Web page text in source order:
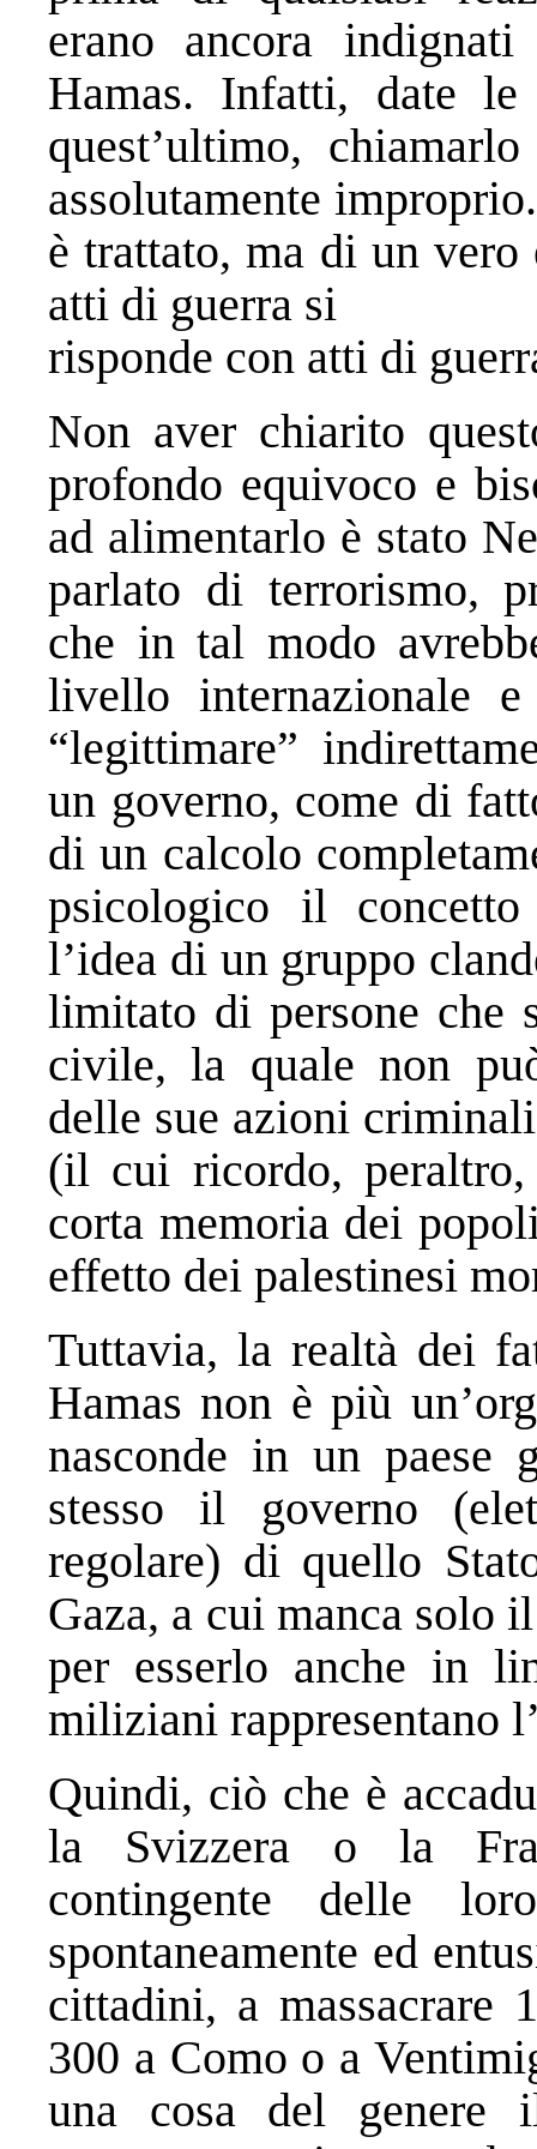
erano ancora
Hamas. Infatti, date
quest’ultimo,
assolutamente
è trattato, ma di un
atti di guerra si
risponde con atti di
Non aver chiarito
profondo equivoco e
ad alimentarlo è stato
parlato di terrorismo,
che in tal modo
livello internazionale
“legittimare”
un governo, come di
di un calcolo
psicologico il
l’idea di un gruppo
limitato di persone che
civile, la quale non
delle sue azioni
(il cui ricordo,
corta memoria dei
effetto dei palestinesi
Tuttavia, la realtà dei
Hamas non è più
nasconde in un paese
stesso il governo
regolare) di quello
Gaza, a cui manca solo
per esserlo anche in
miliziani rappresentano
Quindi, ciò che è
la Svizzera o la
contingente delle
spontaneamente ed
cittadini, a massacrare
300 a Como o a
una cosa del genere